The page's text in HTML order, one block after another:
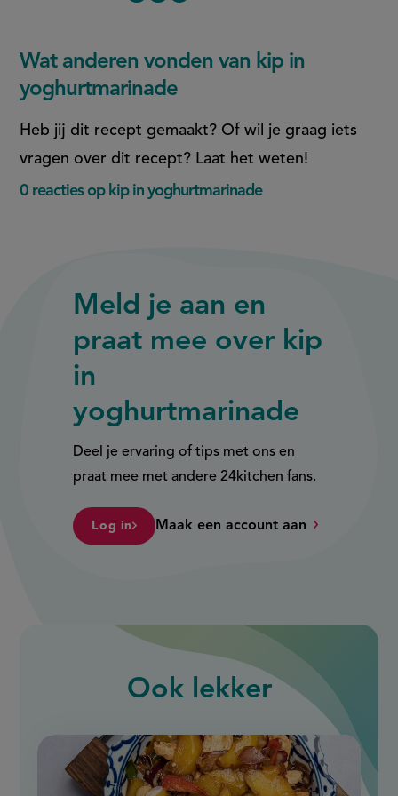
yoghurtmarinade
Deel
pagina
(opent
in
venster,
Deel
pagina
op
(opent
in
venster,
this
Wat anderen vonden van kip in
yoghurtmarinade
Heb jij dit recept gemaakt? Of wil je graag iets
vragen over dit recept? Laat het weten!
0 reacties op kip in yoghurtmarinade
Meld je aan en
praat mee over kip
in
yoghurtmarinade
Deel je ervaring of tips met ons en
praat mee met andere 24kitchen fans.
Log in Maak een account aan
Ook lekker